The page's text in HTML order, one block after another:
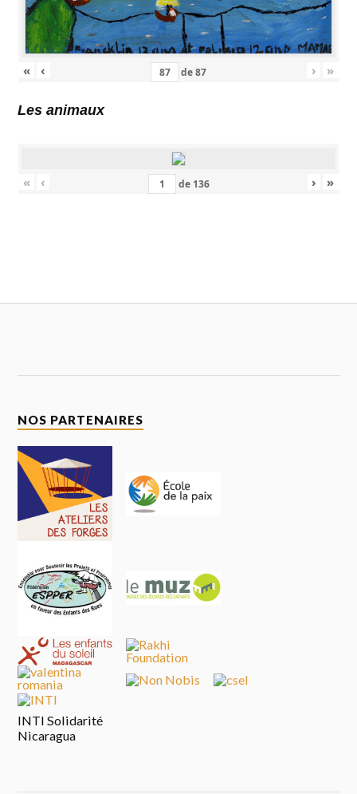
« ‹ de87 › »
Les animaux
« ‹ de 136 › »
NOS PARTENAIRES
INTI Solidarité
Nicaragua